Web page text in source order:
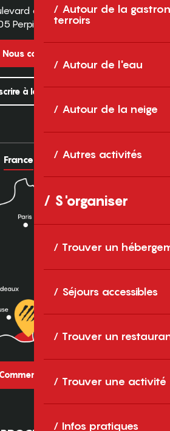
Autour de la
terroirs
Autour de l'eau
Autour de la neige
Autres activités
S'organiser
Trouver un
Séjours accessibles
Trouver un
Trouver une activité
Infos pratiques
des Pyrénées
Perpignan Cedex
Nous contacter
à la newsletter
France Europe
Comment venir ?